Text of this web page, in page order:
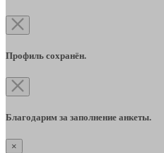
Профиль сохранён.
Благодарим за заполнение анкеты.
×